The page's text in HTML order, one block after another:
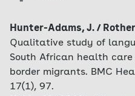
Hunter-Adams, J. /
Qualitative study of
South African health care
border migrants. BMC
17(1), 97.